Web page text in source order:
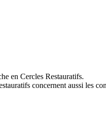
en Cercles Restauratifs.
concernent aussi les